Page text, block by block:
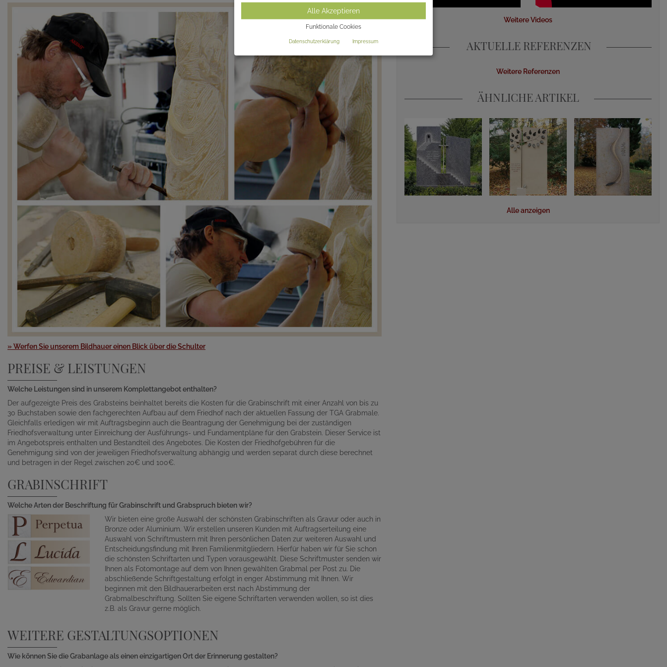
» Werfen Sie unserem Bildhauer einen Blick über die Schulter
PREISE & LEISTUNGEN
Welche Leistungen sind in unserem Komplettangebot enthalten?
Der aufgezeigte Preis des Grabsteins beinhaltet bereits die Kosten für die Grabinschrift mit einer Anzahl von bis zu
30 Buchstaben sowie den fachgerechten Aufbau auf dem Friedhof nach der aktuellen Fassung der TGA Grabmale.
Gleichfalls erledigen wir mit Auftragsbeginn auch die Beantragung der Genehmigung bei der zuständigen
Friedhofsverwaltung unter Einreichung der Ausführungs- und Fundamentpläne für den Grabstein. Dieser Service ist
im Angebotspreis enthalten und Bestandteil des Angebotes. Die Kosten der Friedhofgebühren für die
Genehmigung sind von der jeweiligen Friedhofsverwaltung abhängig und werden separat durch diese berechnet
und betragen in der Regel zwischen 20€ und 100€.
GRABINSCHRIFT
Welche Arten der Beschriftung für Grabinschrift und Grabspruch bieten wir?
Wir bieten eine große Auswahl der schönsten Grabinschriften als Gravur oder auch in
Bronze oder Aluminium. Wir erstellen unseren Kunden mit Auftragserteilung eine
Auswahl von Schriftmustern mit Ihren persönlichen Daten zur weiteren Auswahl und
Entscheidungsfindung mit Ihren Familienmitgliedern. Hierfür haben wir für Sie schon
die schönsten Schriftarten und Typen vorausgewählt. Diese Schriftmuster senden wir
Ihnen als Fotomontage auf dem von Ihnen gewählten Grabmal per Post zu. Die
abschließende Schriftgestaltung erfolgt in enger Abstimmung mit Ihnen. Wir
beginnen mit den Bildhauerarbeiten erst nach Abstimmung der
Grabmalbeschriftung. Sollten Sie eigene Schriftarten verwenden wollen, so ist dies
z.B. als Gravur gerne möglich.
WEITERE GESTALTUNGSOPTIONEN
Wie können Sie die Grabanlage als einen einzigartigen Ort der Erinnerung gestalten?
Weitere Videos
AKTUELLE REFERENZEN
Weitere Referenzen
ÄHNLICHE ARTIKEL
Alle anzeigen
Alle Akzeptieren
Funktionale Cookies
Datenschutzerklärung Impressum